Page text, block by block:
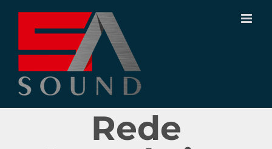
conteúdo
Rede